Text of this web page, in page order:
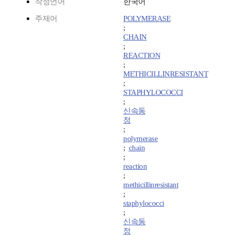
작성언어 한국어
주제어
POLYMERASE
;
CHAIN
;
REACTION
;
METHICILLINRESISTANT
;
STAPHYLOCOCCI
;
신속동
정
;
polymerase
; chain
;
reaction
;
methicillinresistant
;
staphylococci
;
신속동
정